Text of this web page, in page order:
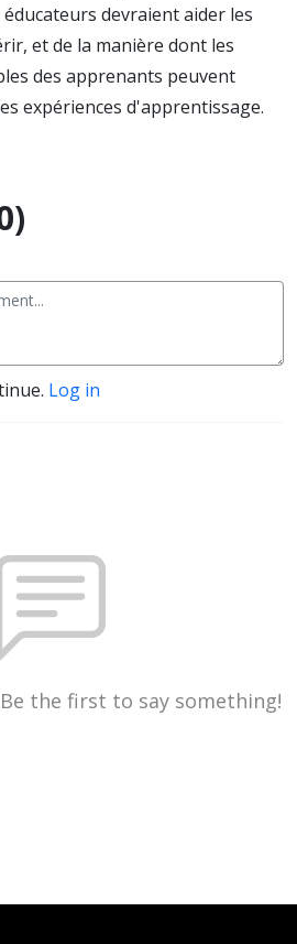
devraient aider les
et de la manière dont les
des apprenants peuvent
expériences d'apprentissage.
Log in
the first to say something!